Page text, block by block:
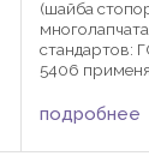
(шайба
стандартов:
5406
различных
подшипников
подробнее